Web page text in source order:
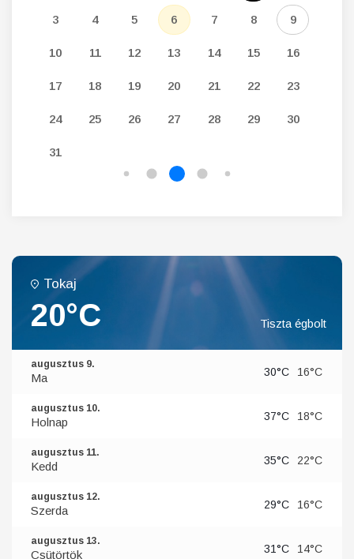
3 4 5 6 7 8 9
10 11 12 13 14 15 16
17 18 19 20 21 22 23
24 25 26 27 28 29 30
31
Tokaj
20°C Tiszta égbolt
augusztus 9.
Ma 30°C 16°C
augusztus 10.
Holnap 37°C 18°C
augusztus 11.
Kedd 35°C 22°C
augusztus 12.
Szerda 29°C 16°C
augusztus 13.
Csütörtök 31°C 14°C